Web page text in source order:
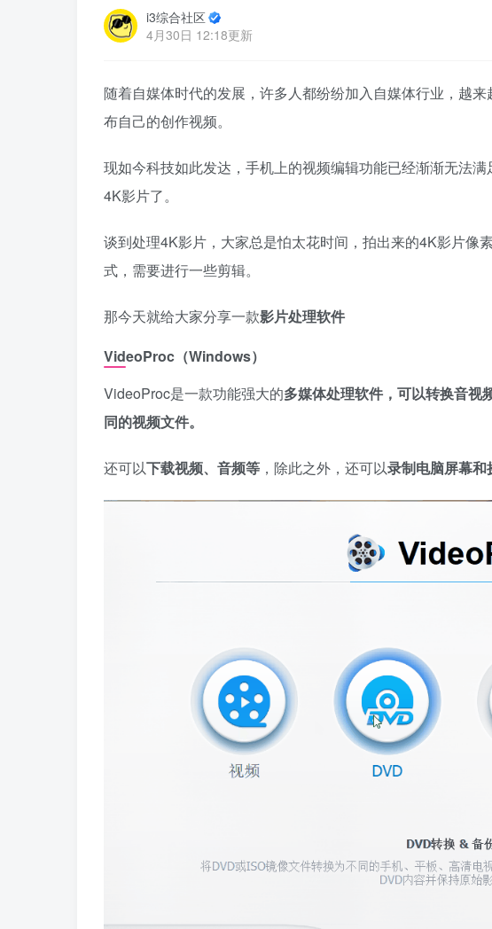
i3综合社区
4月30日 12:18更新
随着自媒体时代的发展，许多人都纷纷加入自媒体行业，越
布自己的创作视频。
现如今科技如此发达，手机上的视频编辑功能已经渐渐无法
4K影片了。
谈到处理4K影片，大家总是怕太花时间，拍出来的4K影片像
式，需要进行一些剪辑。
那今天就给大家分享一款影片处理软件
VideoProc（Windows）
VideoProc是一款功能强大的多媒体处理软件 ，可以转换音
同的视频文件。
还可以下载视频、音频等 ，除此之外，还可以录制电脑屏幕和